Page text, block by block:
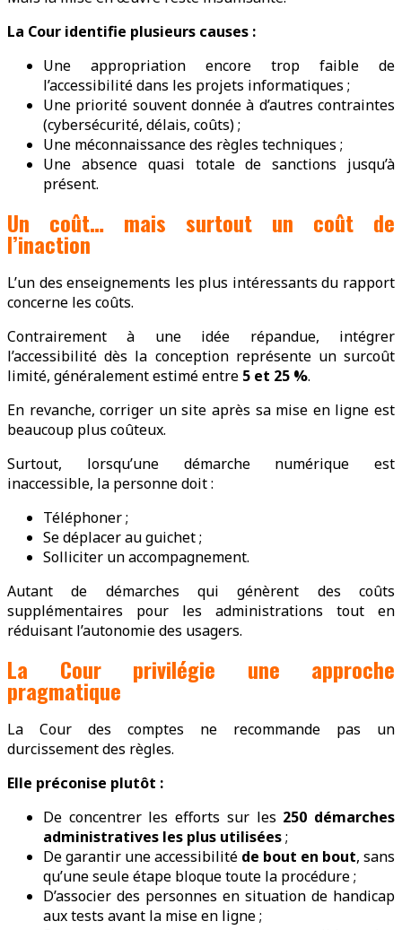
La Cour identifie plusieurs causes :
Une appropriation encore trop faible de
l’accessibilité dans les projets informatiques ;
Une priorité souvent donnée à d’autres contraintes
(cybersécurité, délais, coûts) ;
Une méconnaissance des règles techniques ;
Une absence quasi totale de sanctions jusqu’à
présent.
Un coût… mais surtout un coût de
l’inaction
L’un des enseignements les plus intéressants du rapport
concerne les coûts.
Contrairement à une idée répandue, intégrer
l’accessibilité dès la conception représente un surcoût
limité, généralement estimé entre 5 et 25 %.
En revanche, corriger un site après sa mise en ligne est
beaucoup plus coûteux.
Surtout, lorsqu’une démarche numérique est
inaccessible, la personne doit :
Téléphoner ;
Se déplacer au guichet ;
Solliciter un accompagnement.
Autant de démarches qui génèrent des coûts
supplémentaires pour les administrations tout en
réduisant l’autonomie des usagers.
La Cour privilégie une approche
pragmatique
La Cour des comptes ne recommande pas un
durcissement des règles.
Elle préconise plutôt :
De concentrer les efforts sur les 250 démarches
administratives les plus utilisées;
De garantir une accessibilité de bout en bout, sans
qu’une seule étape bloque toute la procédure ;
D’associer des personnes en situation de handicap
aux tests avant la mise en ligne ;